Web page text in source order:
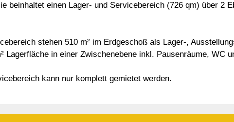
beinhaltet einen Lager- und Servicebereich (726 qm) über 2
stehen 510 m² im Erdgeschoß als Lager-,
Lagerfläche in einer Zwischenebene inkl. Pausenräume, WC
kann nur komplett gemietet werden.